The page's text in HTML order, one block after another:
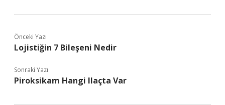
Önceki Yazı
Lojistiğin 7 Bileşeni Nedir
Sonraki Yazı
Piroksikam Hangi Ilaçta Var